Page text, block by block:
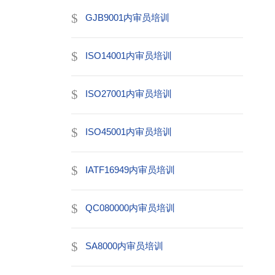
GJB9001内审员培训
ISO14001内审员培训
ISO27001内审员培训
ISO45001内审员培训
IATF16949内审员培训
QC080000内审员培训
SA8000内审员培训